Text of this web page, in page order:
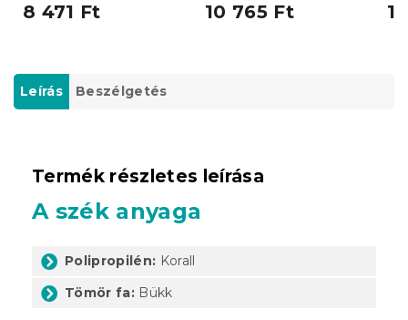
8 471 Ft 10 765 Ft
Leírás Beszélgetés
Termék részletes leírása
A szék anyaga
Polipropilén: Korall
Tömör fa: Bükk